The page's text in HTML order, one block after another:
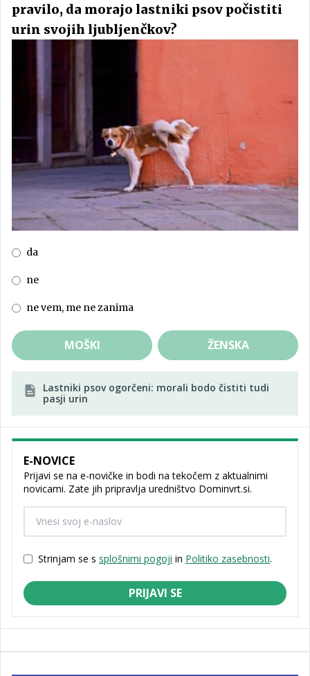
pravilo, da morajo lastniki psov počistiti
urin svojih ljubljenčkov?
da
ne
ne vem, me ne zanima
MOŠKI ŽENSKA
Lastniki psov ogorčeni: morali bodo čistiti tudi
pasji urin
E-NOVICE
Prijavi se na e-novičke in bodi na tekočem z aktualnimi
novicami. Zate jih pripravlja uredništvo Dominvrt.si.
Strinjam se s splošnimi pogoji in Politiko zasebnosti.
PRIJAVI SE